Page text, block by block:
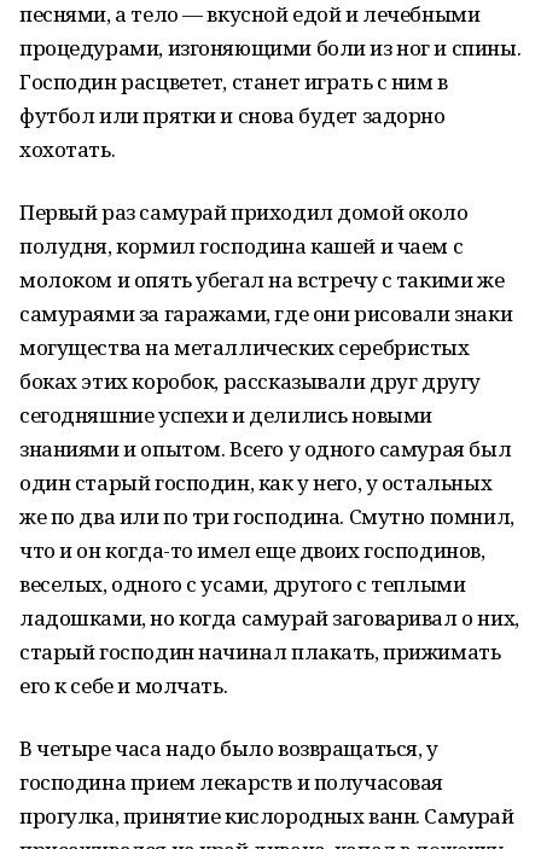
песнями, а тело — вкусной едой и лечебными
процедурами, изгоняющими боли из ног и спины.
Господин расцветет, станет играть с ним в
футбол или прятки и снова будет задорно
хохотать.
Первый раз самурай приходил домой около
полудня, кормил господина кашей и чаем с
молоком и опять убегал на встречу с такими же
самураями за гаражами, где они рисовали знаки
могущества на металлических серебристых
боках этих коробок, рассказывали друг другу
сегодняшние успехи и делились новыми
знаниями и опытом. Всего у одного самурая был
один старый господин, как у него, у остальных
же по два или по три господина. Смутно помнил,
что и он когда-то имел еще двоих господинов,
веселых, одного с усами, другого с теплыми
ладошками, но когда самурай заговаривал о них,
старый господин начинал плакать, прижимать
его к себе и молчать.
В четыре часа надо было возвращаться, у
господина прием лекарств и получасовая
прогулка, принятие кислородных ванн. Самурай